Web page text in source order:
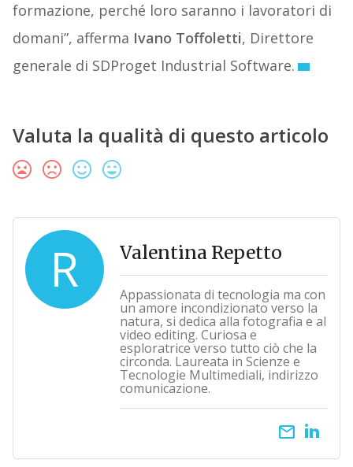
formazione, perché loro saranno i lavoratori di
domani”, afferma Ivano Toffoletti, Direttore
generale di SDProget Industrial Software.
Valuta la qualità di questo articolo
R Valentina Repetto
Appassionata di tecnologia ma con
un amore incondizionato verso la
natura, si dedica alla fotografia e al
video editing. Curiosa e
esploratrice verso tutto ciò che la
circonda. Laureata in Scienze e
Tecnologie Multimediali, indirizzo
comunicazione.
email